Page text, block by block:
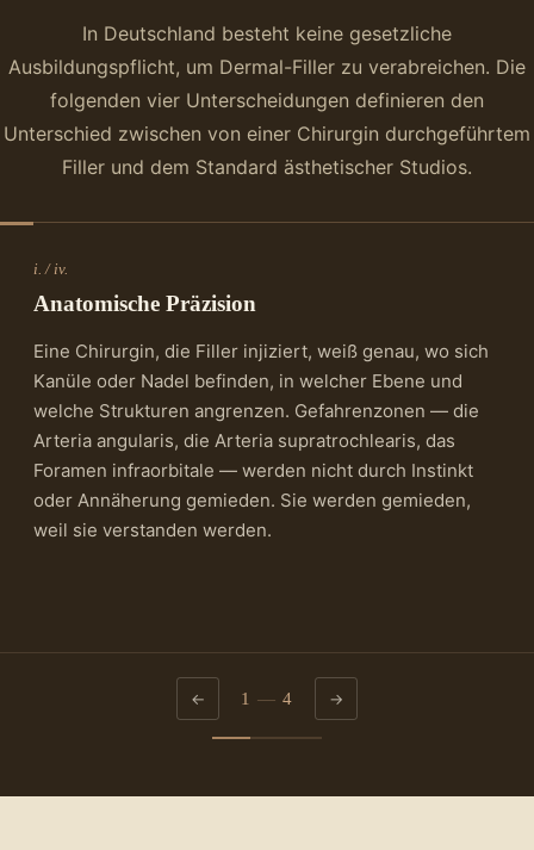
In Deutschland besteht keine gesetzliche
Ausbildungspflicht, um Dermal-Filler zu verabreichen. Die
folgenden vier Unterscheidungen definieren den
Unterschied zwischen von einer Chirurgin durchgeführtem
Filler und dem Standard ästhetischer Studios.
i. / iv.
Anatomische Präzision
Eine Chirurgin, die Filler injiziert, weiß genau, wo sich
Kanüle oder Nadel befinden, in welcher Ebene und
welche Strukturen angrenzen. Gefahrenzonen — die
Arteria angularis, die Arteria supratrochlearis, das
Foramen infraorbitale — werden nicht durch Instinkt
oder Annäherung gemieden. Sie werden gemieden,
weil sie verstanden werden.
1 — 4